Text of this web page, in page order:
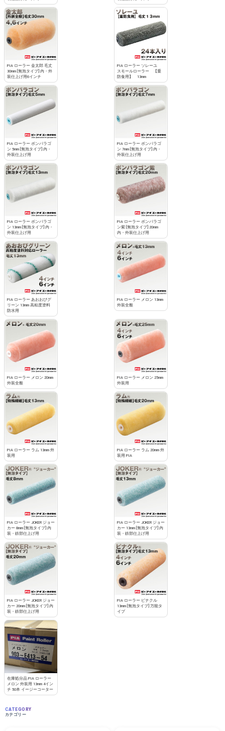
PIA ローラー 金太郎 毛丈
30mm [無泡タイプ] 内・外
装仕上げ用6インチ
PIA ローラー ソレーユ
スモールローラー 【重
防食用】 13mm
PIA ローラー ボンパラゴ
ン 5mm [無泡タイプ] 内・
外装仕上げ用
PIA ローラー ボンパラゴ
ン 7mm [無泡タイプ] 内・
外装仕上げ用
PIA ローラー ボンパラゴ
ン 13mm [無泡タイプ] 内・
外装仕上げ用
PIA ローラー ボンパラゴ
ン紫 [無泡タイプ] 20mm
内・外装仕上げ用
PIA ローラー あおおびグ
リーン 13mm 高粘度塗料
防水用
PIA ローラー メロン 13mm
外装全般
PIA ローラー メロン 20mm
外装全般
PIA ローラー メロン 25mm
外装用
PIA ローラー ラム 13mm 外
装用
PIA ローラー ラム 20mm 外
装用 PIA
PIA ローラー JOKER ジョー
カー 8mm [無泡タイプ] 内
装・鉄部仕上げ用
PIA ローラー JOKER ジョー
カー 13mm [無泡タイプ] 内
装・鉄部仕上げ用
PIA ローラー JOKER ジョー
カー 20mm [無泡タイプ] 内
装・鉄部仕上げ用
PIA ローラー ピナクル
13mm [無泡タイプ] 万能タ
イプ
在庫処分品 PIA ローラー
メロン 外装用 13mm 4イン
チ 50本 イージーコーター
CATEGORY
カテゴリー